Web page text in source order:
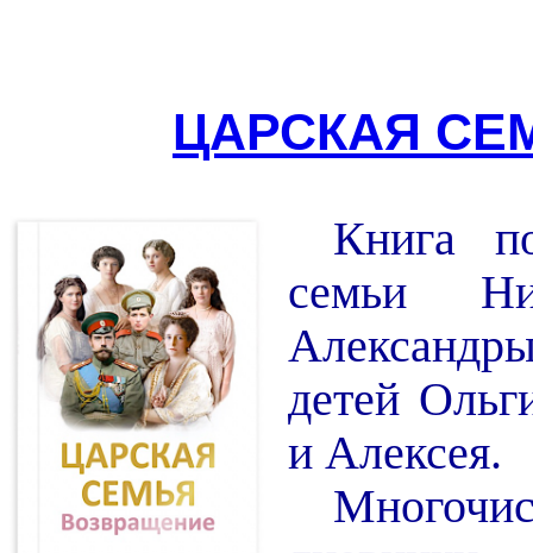
ЦАРСКАЯ
Книга
семьи
детей
и Алексея.